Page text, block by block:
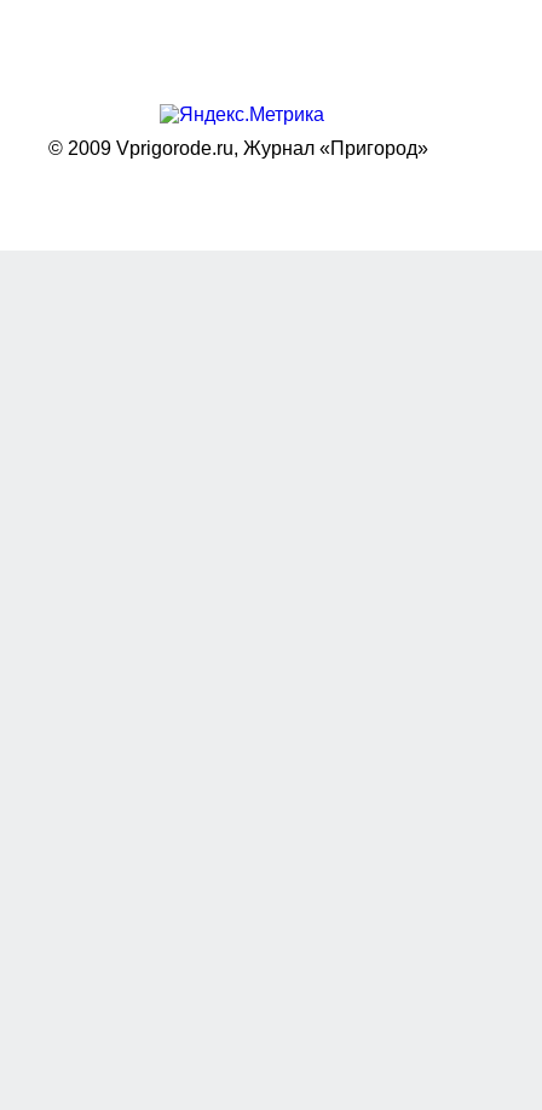
© 2009 Vprigorode.ru, Журнал «Пригород»